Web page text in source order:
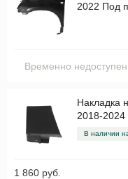
2022 Под
Временно недоступен
Накладка на крыло
2018-2024
ST1470005
В наличии
1 860 руб.